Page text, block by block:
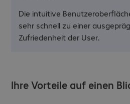
Die intuitive
sehr schnell zu einer
Zufriedenheit der User.
Ihre Vorteile auf einen